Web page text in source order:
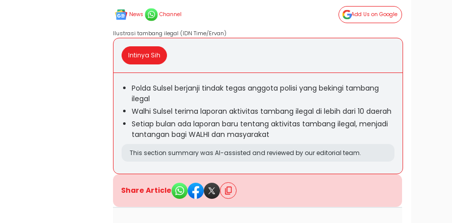
News Channel Add Us on Google
Ilustrasi tambang ilegal (IDN Time/Ervan)
Intinya Sih
Polda Sulsel berjanji tindak tegas anggota polisi yang bekingi tambang
ilegal
Walhi Sulsel terima laporan aktivitas tambang ilegal di lebih dari 10 daerah
Setiap bulan ada laporan baru tentang aktivitas tambang ilegal, menjadi
tantangan bagi WALHI dan masyarakat
This section summary was AI-assisted and reviewed by our editorial team.
Share Article